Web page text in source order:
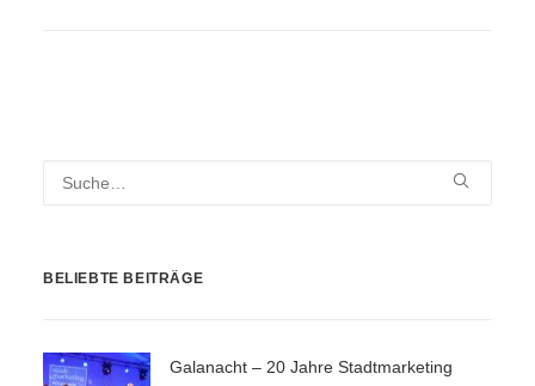
BELIEBTE BEITRÄGE
Galanacht – 20 Jahre Stadtmarketing